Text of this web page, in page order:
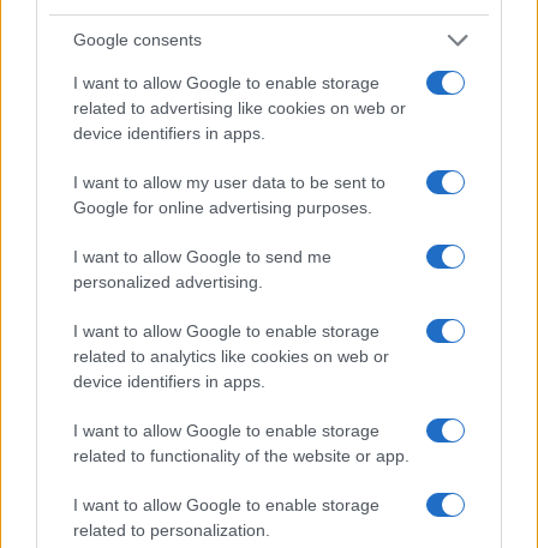
Google consents
I want to allow Google to enable storage
related to advertising like cookies on web or
device identifiers in apps.
I want to allow my user data to be sent to
Google for online advertising purposes.
I want to allow Google to send me
personalized advertising.
I want to allow Google to enable storage
related to analytics like cookies on web or
device identifiers in apps.
I want to allow Google to enable storage
related to functionality of the website or app.
I want to allow Google to enable storage
related to personalization.
Η Chery επενδύει 75 εκατ. δολάρια στην KG Mobility
Το FIAT 500 Hybrid τώρα
από 18.990 ευρώ
Ατρόμητος και Novibet